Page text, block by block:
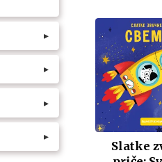
▸
▸
▸
▸
Slatke